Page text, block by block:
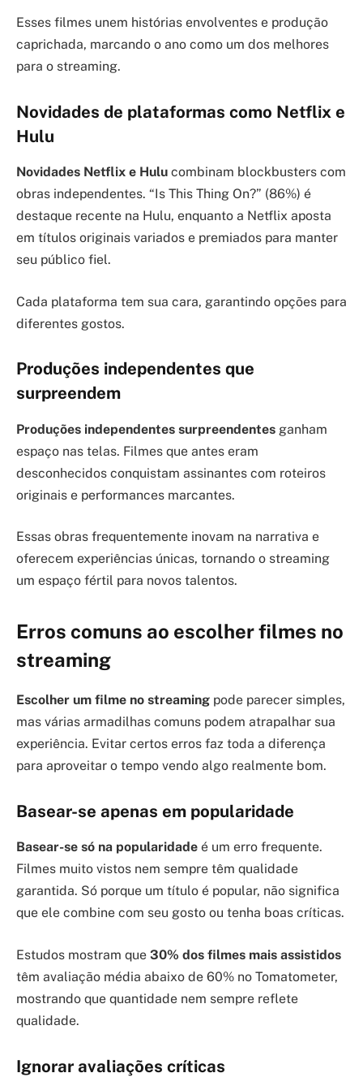
Esses filmes unem histórias envolventes e produção
caprichada, marcando o ano como um dos melhores
para o streaming.
Novidades de plataformas como Netflix e
Hulu
Novidades Netflix e Hulu combinam blockbusters com
obras independentes. “Is This Thing On?” (86%) é
destaque recente na Hulu, enquanto a Netflix aposta
em títulos originais variados e premiados para manter
seu público fiel.
Cada plataforma tem sua cara, garantindo opções para
diferentes gostos.
Produções independentes que
surpreendem
Produções independentes surpreendentes ganham
espaço nas telas. Filmes que antes eram
desconhecidos conquistam assinantes com roteiros
originais e performances marcantes.
Essas obras frequentemente inovam na narrativa e
oferecem experiências únicas, tornando o streaming
um espaço fértil para novos talentos.
Erros comuns ao escolher filmes no
streaming
Escolher um filme no streaming pode parecer simples,
mas várias armadilhas comuns podem atrapalhar sua
experiência. Evitar certos erros faz toda a diferença
para aproveitar o tempo vendo algo realmente bom.
Basear-se apenas em popularidade
Basear-se só na popularidade é um erro frequente.
Filmes muito vistos nem sempre têm qualidade
garantida. Só porque um título é popular, não significa
que ele combine com seu gosto ou tenha boas críticas.
Estudos mostram que 30% dos filmes mais assistidos
têm avaliação média abaixo de 60% no Tomatometer,
mostrando que quantidade nem sempre reflete
qualidade.
Ignorar avaliações críticas